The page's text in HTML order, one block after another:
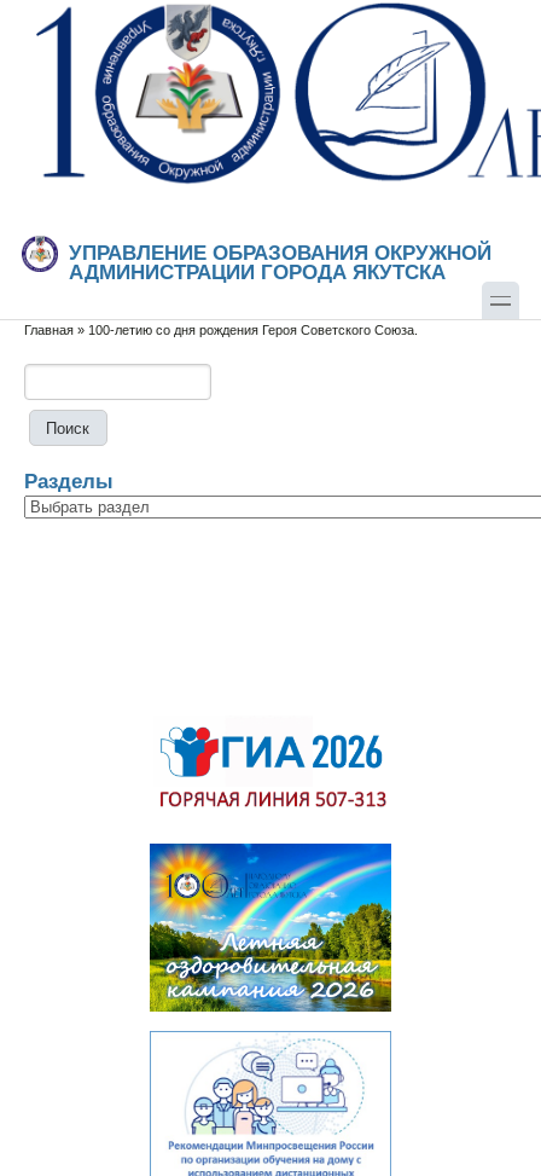
Перейти к основному содержанию
Skip to search
УПРАВЛЕНИЕ ОБРАЗОВАНИЯ ОКРУЖНОЙ
АДМИНИСТРАЦИИ ГОРОДА ЯКУТСКА
Вы здесь
Главная » 100-летию со дня рождения Героя Советского Союза.
Разделы